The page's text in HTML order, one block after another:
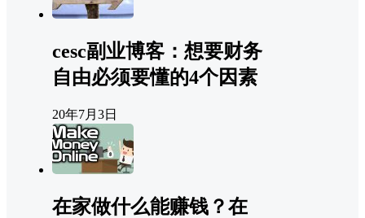
cesc副业博客：想要财务
自由必须要懂的4个因素
20年7月3日
在家做什么能赚钱？在